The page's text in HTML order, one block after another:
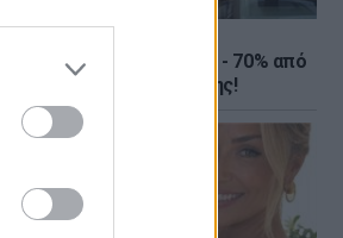
εκπτώσεις έως - 70% από
eshops ένδυσης!